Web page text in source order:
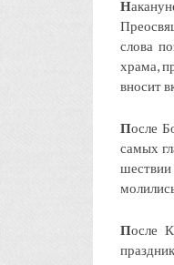
Н
слова
храма,
вносит
После
самых
После